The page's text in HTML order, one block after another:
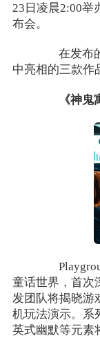
23日凌晨2:00举
布会。
在发布的
中亮相的三款作
《神鬼寓
童话世界，首次
发团队将揭晓游
机玩法演示。系
英式幽默等元素